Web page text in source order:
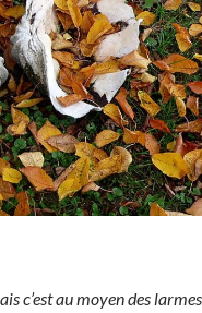
c’est au moyen des